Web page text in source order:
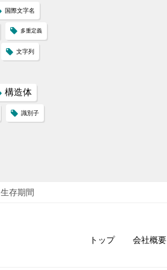
国際文字名
多重定義
文字列
構造体
識別子
生存期間
トップ 会社概要